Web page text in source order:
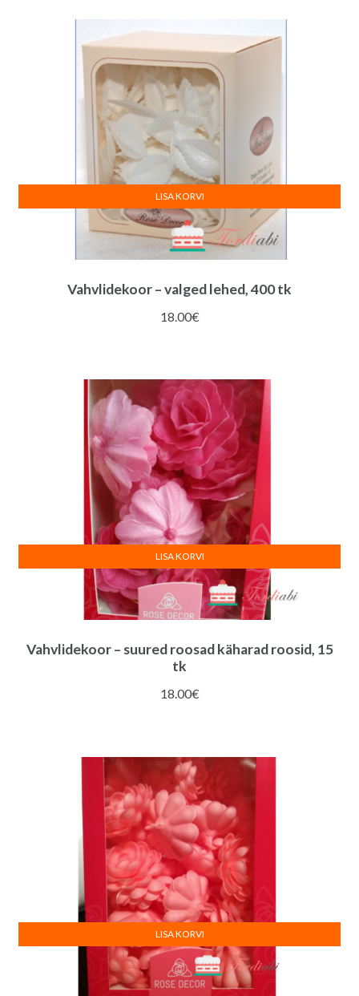
Vahvlidekoor – valged lehed, 400 tk
18.00€
LISA KORVI
Vahvlidekoor – suured roosad käharad roosid, 15
tk
18.00€
LISA KORVI
LISA KORVI